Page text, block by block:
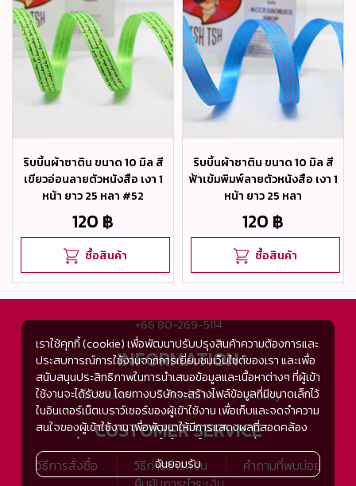
ริบบิ้นผ้าซาติน ขนาด 10 มิล สี
เขียวอ่อนลายตัวหนังสือ เงา 1
หน้า ยาว 25 หลา #52
120 ฿
ซื้อสินค้า
ริบบิ้นผ้าซาติน ขนาด 10 มิล สี
ฟ้าเข้มพิมพ์ลายตัวหนังสือ เงา 1
หน้า ยาว 25 หลา
120 ฿
ซื้อสินค้า
+66 80-269-5114
INFORMATION
เกี่ยวกับเรา ติดต่อเรา Policy
CUSTOMER SERVICE
วิธีการสั่งซื้อ วิธีการชำระเงิน
คำถามที่พบบ่อย
เราใช้คุกกี้ (cookie) เพื่อพัฒนาปรับปรุงสินค้าความต้องการและ
ประสบการณ์การใช้งานจากการเยี่ยมชมเว็บไซต์ของเรา และเพื่อ
สนับสนุนประสิทธิภาพในการนำเสนอข้อมูลและเนื้อหาต่างๆ ที่ผู้เข้า
ใช้งานจะได้รับชม โดยทางบริษัทจะสร้างไฟล์ข้อมูลที่มีขนาดเล็กไว้
ในอินเตอร์เน็ตเบราว์เซอร์ของผู้เข้าใช้งาน เพื่อเก็บและจดจำความ
สนใจของผู้เข้าใช้งาน เพื่อพัฒนาให้มีการแสดงผลที่สอดคล้อง
กับความชื่นชอบและความสนใจในการใช้งาน และเพื่อพัฒนา
ประสิทธิภาพในการแสดงผลของข้อมูล รวมถึงเพื่ออำนวยความ
สะดวกในการให้บริการต่างๆ ภายในเว็บไซต์ของเรา และเมื่อผู้เข้า
ฉันยอมรับ